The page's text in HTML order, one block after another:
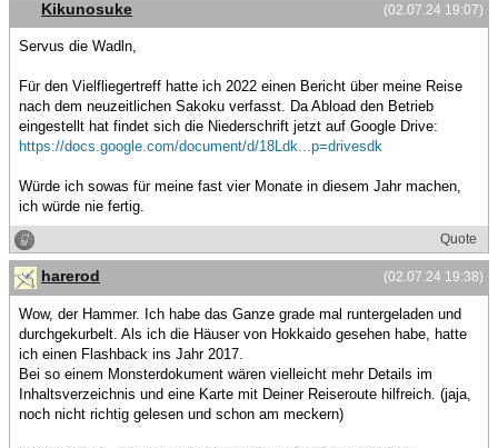
(02.07.24 19:07)
Kikunosuke
Servus die Wadln,
Für den Vielfliegertreff hatte ich 2022 einen Bericht über meine Reise
nach dem neuzeitlichen Sakoku verfasst. Da Abload den Betrieb
eingestellt hat findet sich die Niederschrift jetzt auf Google Drive:
https://docs.google.com/document/d/18Ldk...p=drivesdk
Würde ich sowas für meine fast vier Monate in diesem Jahr machen,
ich würde nie fertig.
Quote
(02.07.24 19:38)
harerod
Wow, der Hammer. Ich habe das Ganze grade mal runtergeladen und
durchgekurbelt. Als ich die Häuser von Hokkaido gesehen habe, hatte
ich einen Flashback ins Jahr 2017.
Bei so einem Monsterdokument wären vielleicht mehr Details im
Inhaltsverzeichnis und eine Karte mit Deiner Reiseroute hilfreich. (jaja,
noch nicht richtig gelesen und schon am meckern)